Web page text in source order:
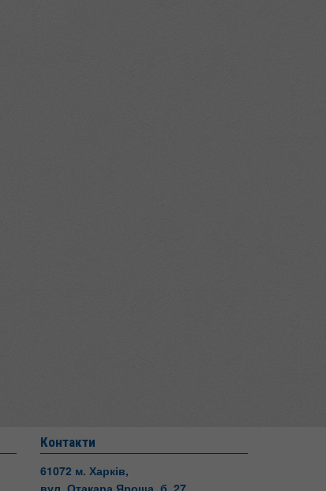
Контакти
61072 м. Харків,
вул. Отакара Яроша, б. 27